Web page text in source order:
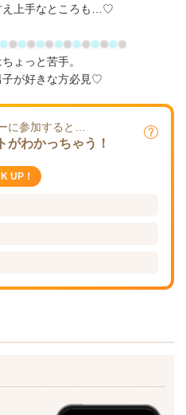
え上手なところも…♡
ょっと苦手。
子が好きな方必見♡
に参加すると…
がわかっちゃう！
UP！